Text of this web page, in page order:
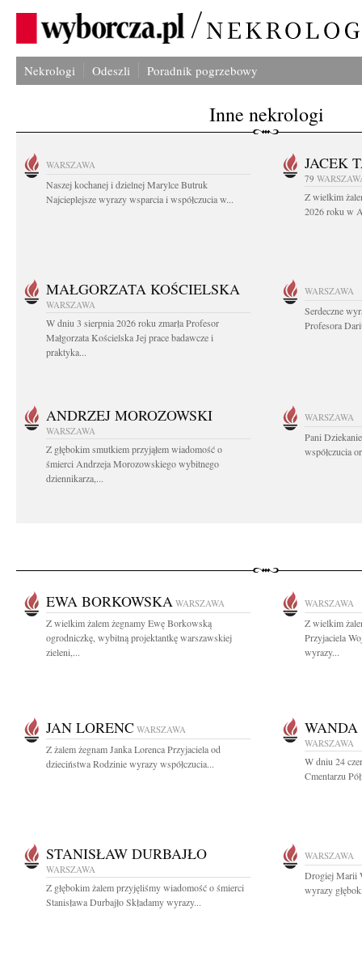
Nekrologi Odeszli Poradnik pogrzebowy
Inne nekrologi
WARSZAWA
Naszej kochanej i dzielnej Marylce Butruk
Najcieplejsze wyrazy wsparcia i współczucia w...
JACEK
79
Z wielkim
2026 roku w
MAŁGORZATA KOŚCIELSKA
WARSZAWA
W dniu 3 sierpnia 2026 roku zmarła Profesor
Małgorzata Kościelska Jej prace badawcze i
praktyka...
WARSZAWA
Serdeczne
Profesora
ANDRZEJ MOROZOWSKI
WARSZAWA
Z głębokim smutkiem przyjąłem wiadomość o
śmierci Andrzeja Morozowskiego wybitnego
dziennikarza,...
WARSZAWA
Pani
współczucia
EWA BORKOWSKA WARSZAWA
Z wielkim żalem żegnamy Ewę Borkowską
ogrodniczkę, wybitną projektantkę warszawskiej
zieleni,...
WARSZAWA
Z wielkim
Przyjaciela
wyrazy...
JAN LORENC WARSZAWA
Z żalem żegnam Janka Lorenca Przyjaciela od
dzieciństwa Rodzinie wyrazy współczucia...
WARSZAWA
W dniu 24
Cmentarzu
STANISŁAW DURBAJŁO
WARSZAWA
Z głębokim żalem przyjęliśmy wiadomość o śmierci
Stanisława Durbajło Składamy wyrazy...
WARSZAWA
Drogiej Marii
wyrazy